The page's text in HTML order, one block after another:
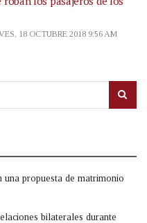
18 OCTUBRE 2018 9:56 AM
propuesta de matrimonio
bilaterales durante